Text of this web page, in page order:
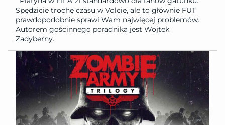
Spędzicie trochę czasu w Volcie, ale to głównie FUT
prawdopodobnie sprawi Wam najwięcej problemów.
Autorem gościnnego poradnika jest Wojtek
Zadyberny.